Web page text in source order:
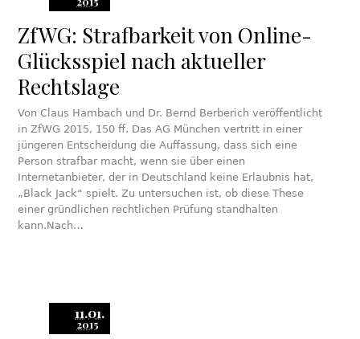
ZfWG: Strafbarkeit von Online-
Glücksspiel nach aktueller
Rechtslage
Von Claus Hambach und Dr. Bernd Berberich veröffentlicht
in ZfWG 2015, 150 ff. Das AG München vertritt in einer
jüngeren Entscheidung die Auffassung, dass sich eine
Person strafbar macht, wenn sie über einen
Internetanbieter, der in Deutschland keine Erlaubnis hat,
„Black Jack“ spielt. Zu untersuchen ist, ob diese These
einer gründlichen rechtlichen Prüfung standhalten
kann.Nach…
11.01.
2015